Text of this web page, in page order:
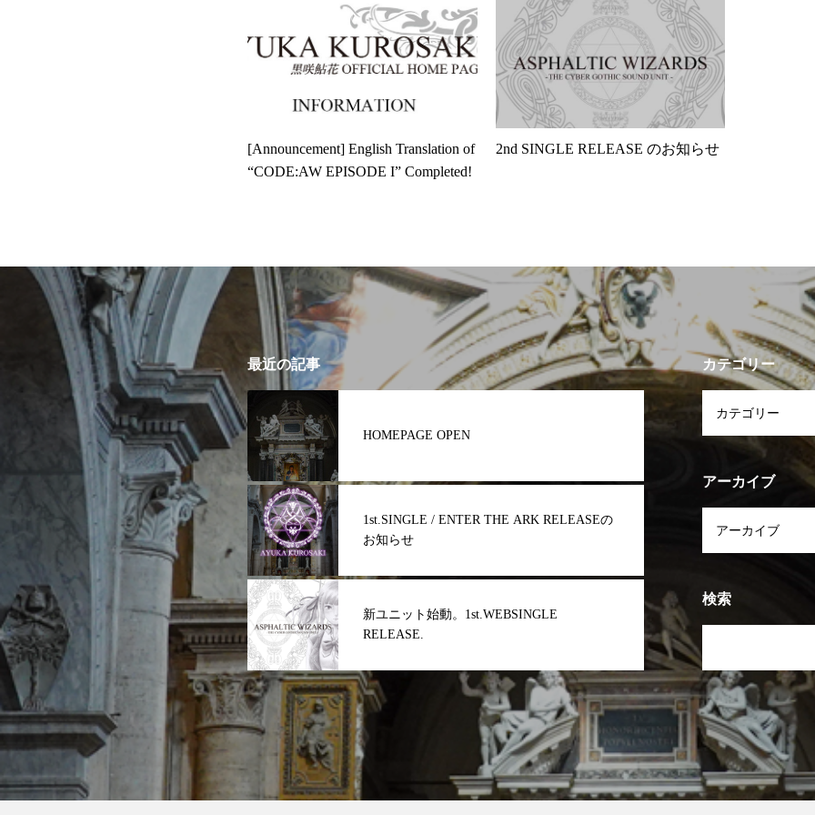
[Announcement] English Translation of
“CODE:AW EPISODE I” Completed!
2nd SINGLE RELEASE のお知らせ
最近の記事
HOMEPAGE OPEN
1st.SINGLE / ENTER THE ARK RELEASEの
お知らせ
新ユニット始動。1st.WEBSINGLE
RELEASE.
カテゴリー
アーカイブ
検索